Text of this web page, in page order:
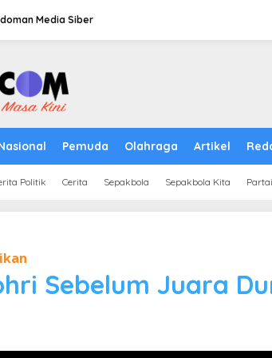
Media Siber
Pemuda Olahraga Artikel
Politik Cerita Sepakbola Sepakbola Kita
Sebelum Juara